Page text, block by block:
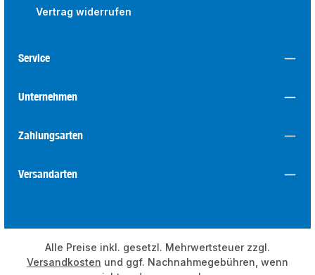
Vertrag widerrufen
Service
Unternehmen
Zahlungsarten
Versandarten
Alle Preise inkl. gesetzl. Mehrwertsteuer zzgl.
Versandkosten und ggf. Nachnahmegebühren, wenn